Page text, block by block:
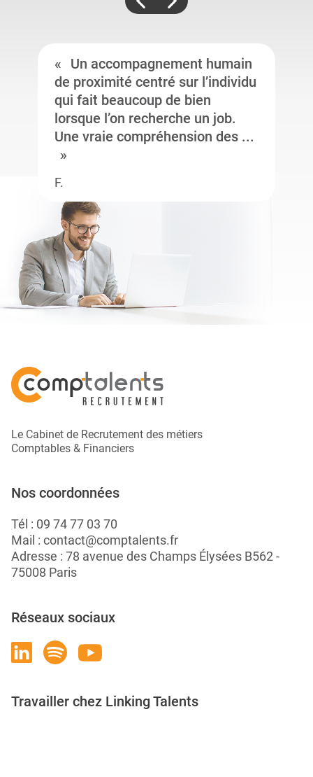
Un accompagnement humain
de proximité centré sur l’individu
qui fait beaucoup de bien
lorsque l’on recherche un job.
Une vraie compréhension des ...
F.
Le Cabinet de Recrutement des métiers
Comptables & Financiers
Nos coordonnées
Tél : 09 74 77 03 70
Mail : contact@comptalents.fr
Adresse : 78 avenue des Champs Élysées B562 -
75008 Paris
Réseaux sociaux
Travailler chez Linking Talents